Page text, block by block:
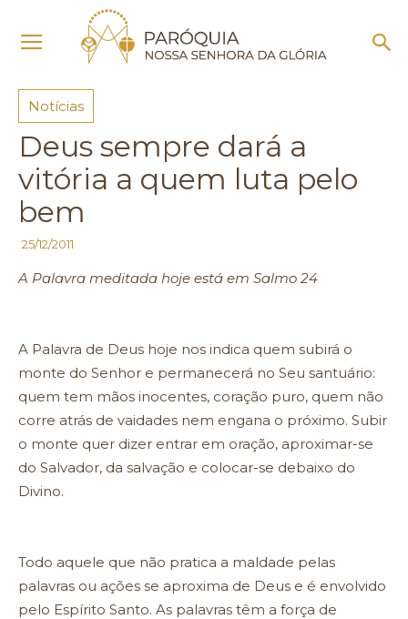
Notícias
Notícias
Deus sempre dará a
vitória a quem luta pelo
bem
25/12/2011
A Palavra meditada hoje está em Salmo 24
A Palavra de Deus hoje nos indica quem subirá o
monte do Senhor e permanecerá no Seu santuário:
quem tem mãos inocentes, coração puro, quem não
corre atrás de vaidades nem engana o próximo. Subir
o monte quer dizer entrar em oração, aproximar-se
do Salvador, da salvação e colocar-se debaixo do
Divino.
Todo aquele que não pratica a maldade pelas
palavras ou ações se aproxima de Deus e é envolvido
pelo Espírito Santo. As palavras têm a força de